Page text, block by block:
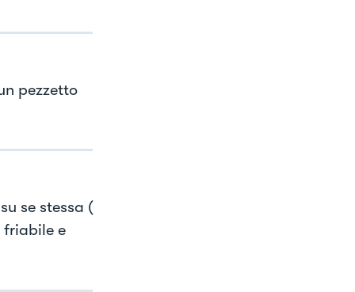
pezzetto
se stessa (
friabile e